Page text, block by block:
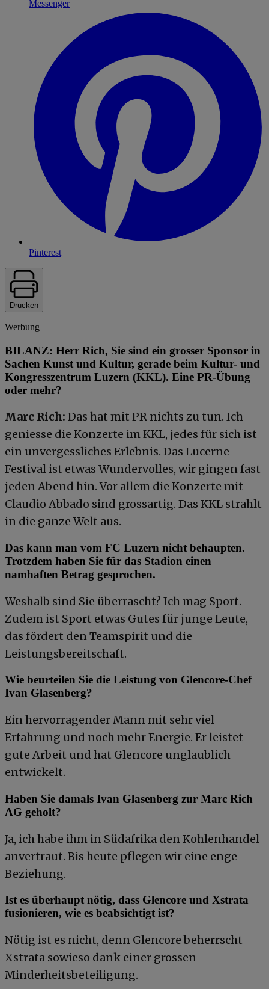
Messenger
Pinterest
Drucken
Werbung
BILANZ: Herr Rich, Sie sind ein grosser Sponsor in
Sachen Kunst und Kultur, gerade beim Kultur- und
Kongresszentrum Luzern (KKL). Eine PR-Übung
oder mehr?
Marc Rich: Das hat mit PR nichts zu tun. Ich
geniesse die Konzerte im KKL, jedes für sich ist
ein unvergessliches Erlebnis. Das Lucerne
Festival ist etwas Wundervolles, wir gingen fast
jeden Abend hin. Vor allem die Konzerte mit
Claudio Abbado sind grossartig. Das KKL strahlt
in die ganze Welt aus.
Das kann man vom FC Luzern nicht behaupten.
Trotzdem haben Sie für das Stadion einen
namhaften Betrag gesprochen.
Weshalb sind Sie überrascht? Ich mag Sport.
Zudem ist Sport etwas Gutes für junge Leute,
das fördert den Teamspirit und die
Leistungsbereitschaft.
Wie beurteilen Sie die Leistung von Glencore-Chef
Ivan Glasenberg?
Ein hervorragender Mann mit sehr viel
Erfahrung und noch mehr Energie. Er leistet
gute Arbeit und hat Glencore unglaublich
entwickelt.
Haben Sie damals Ivan Glasenberg zur Marc Rich
AG geholt?
Ja, ich habe ihm in Südafrika den Kohlenhandel
anvertraut. Bis heute pflegen wir eine enge
Beziehung.
Ist es überhaupt nötig, dass Glencore und Xstrata
fusionieren, wie es beabsichtigt ist?
Nötig ist es nicht, denn Glencore beherrscht
Xstrata sowieso dank einer grossen
Minderheitsbeteiligung.